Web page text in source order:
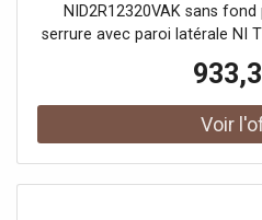
NID2R12320VAK sans
serrure avec paroi latérale NI
ouverture d'un côté avec
verre de sécurité trempé 6
option avec revêtement
aluminium anodisé